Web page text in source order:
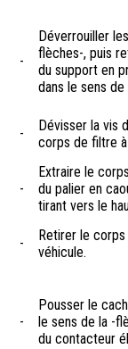
-
Déverrouiller
flèches-, puis
du support en
dans le sens
-
Dévisser la vis
corps de filtre
-
Extraire le
du palier en
tirant vers le
-
Retirer le
véhicule.
-
Pousser le
le sens de la -
du contacteur